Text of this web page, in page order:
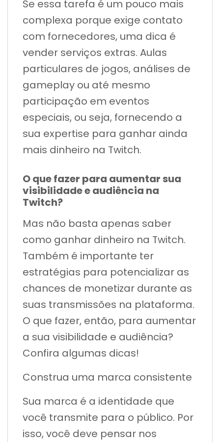
Se essa tarefa é um pouco mais
complexa porque exige contato
com fornecedores, uma dica é
vender serviços extras. Aulas
particulares de jogos, análises de
gameplay ou até mesmo
participação em eventos
especiais, ou seja, fornecendo a
sua expertise para ganhar ainda
mais dinheiro na Twitch.
O que fazer para aumentar sua
visibilidade e audiência na
Twitch?
Mas não basta apenas saber
como ganhar dinheiro na Twitch.
Também é importante ter
estratégias para potencializar as
chances de monetizar durante as
suas transmissões na plataforma.
O que fazer, então, para aumentar
a sua visibilidade e audiência?
Confira algumas dicas!
Construa uma marca consistente
Sua marca é a identidade que
você transmite para o público. Por
isso, você deve pensar nos